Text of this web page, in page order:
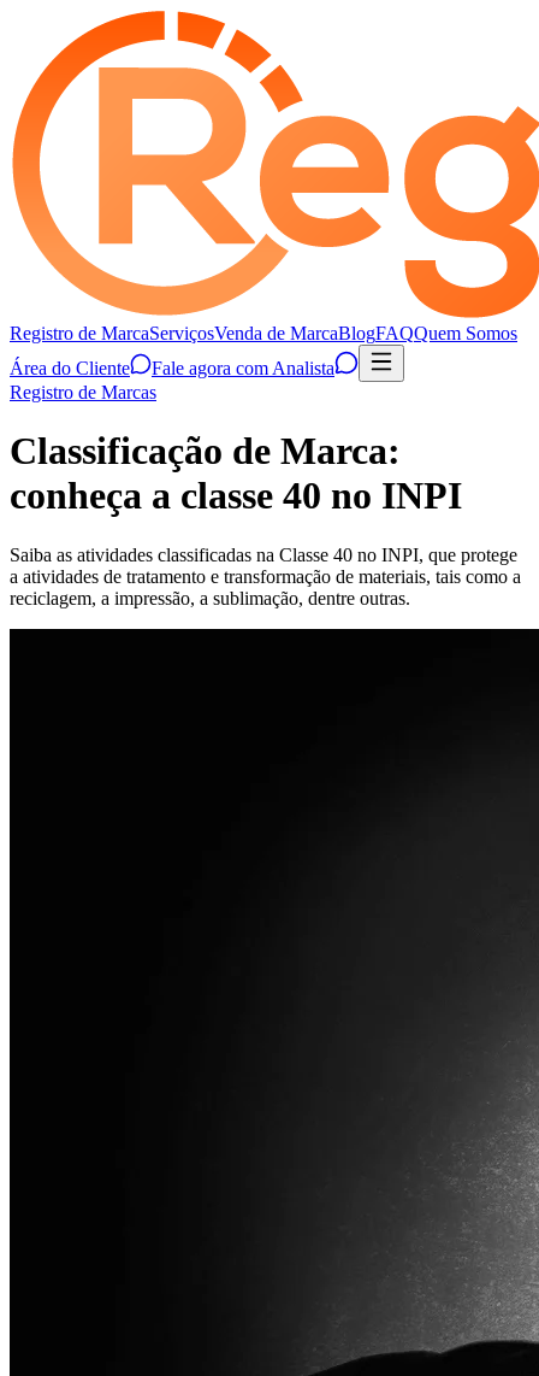
Registro de MarcaServiçosVenda de MarcaBlogFAQQuem Somos
Área do Cliente
Fale agora com Analista
Registro de Marcas
Classificação de Marca:
conheça a classe 40 no INPI
Saiba as atividades classificadas na Classe 40 no INPI, que protege
a atividades de tratamento e transformação de materiais, tais como a
reciclagem, a impressão, a sublimação, dentre outras.